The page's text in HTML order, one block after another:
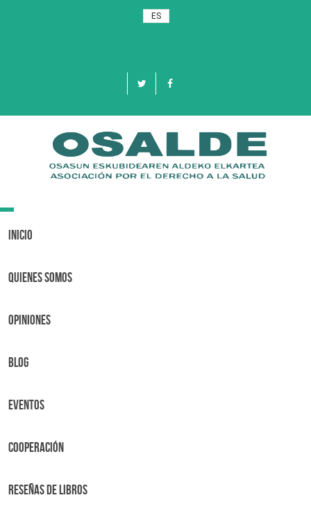
ES
Toggle
Inicio
Quienes Somos
OPINIONES
BLOG
Eventos
Cooperación
Reseñas de libros